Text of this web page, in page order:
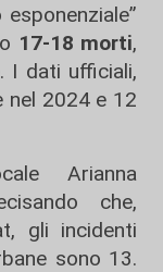
17-18 morti,
I dati ufficiali,
nel 2024 e 12
Arianna
che,
gli incidenti
sono 13.